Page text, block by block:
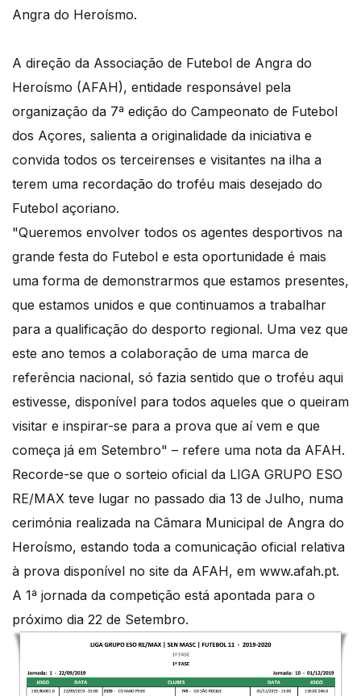
Angra do Heroísmo.
A direção da Associação de Futebol de Angra do
Heroísmo (AFAH), entidade responsável pela
organização da 7ª edição do Campeonato de Futebol
dos Açores, salienta a originalidade da iniciativa e
convida todos os terceirenses e visitantes na ilha a
terem uma recordação do troféu mais desejado do
Futebol açoriano.
"Queremos envolver todos os agentes desportivos na
grande festa do Futebol e esta oportunidade é mais
uma forma de demonstrarmos que estamos presentes,
que estamos unidos e que continuamos a trabalhar
para a qualificação do desporto regional. Uma vez que
este ano temos a colaboração de uma marca de
referência nacional, só fazia sentido que o troféu aqui
estivesse, disponível para todos aqueles que o queiram
visitar e inspirar-se para a prova que aí vem e que
começa já em Setembro" – refere uma nota da AFAH.
Recorde-se que o sorteio oficial da LIGA GRUPO ESO
RE/MAX teve lugar no passado dia 13 de Julho, numa
cerimónia realizada na Câmara Municipal de Angra do
Heroísmo, estando toda a comunicação oficial relativa
à prova disponível no site da AFAH, em www.afah.pt.
A 1ª jornada da competição está apontada para o
próximo dia 22 de Setembro.